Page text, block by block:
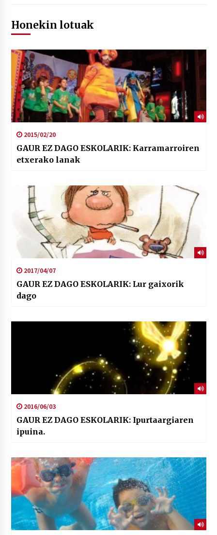
Honekin lotuak
2015/02/20
GAUR EZ DAGO ESKOLARIK: Karramarroiren
etxerako lanak
2017/04/07
GAUR EZ DAGO ESKOLARIK: Lur gaixorik
dago
2016/06/03
GAUR EZ DAGO ESKOLARIK: Ipurtaargiaren
ipuina.